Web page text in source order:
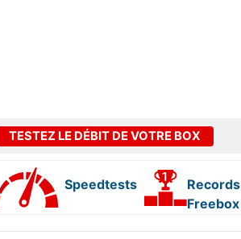
TESTEZ LE DÉBIT DE VOTRE BOX
Speedtests
Records
Freebox